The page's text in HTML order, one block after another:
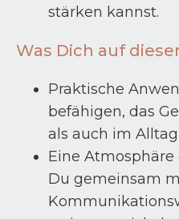
stärken kannst.
Was Dich auf
Praktische
befähigen, das
als auch im
Eine Atmosphäre
Du gemeinsam